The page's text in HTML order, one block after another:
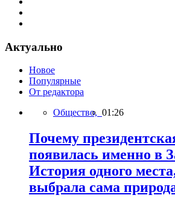
Актуально
Новое
Популярные
От редактора
Общество, 01:26
Почему
появилась именно в
История одного
выбрала сама